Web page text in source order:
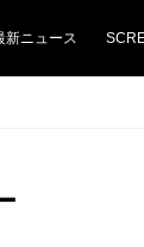
新ニュース